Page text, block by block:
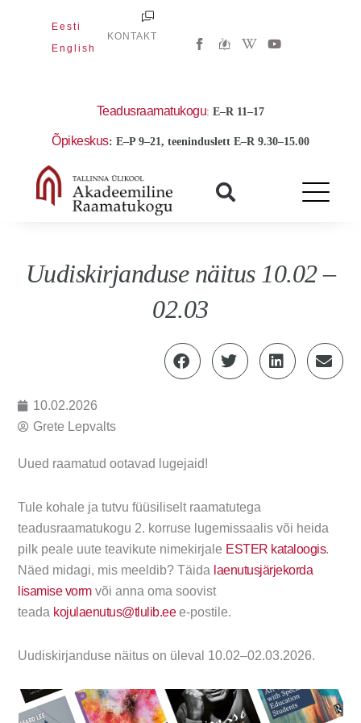
Eesti
English
KONTAKT
W
i
d
-
Y
o
Teadusraamatukogu:E–R 11–17
Õpikeskus: E–P 9–21, teeninduslett E–R 9.30–15.00
Uudiskirjanduse näitus 10.02 –
02.03
10.02.2026
Grete Lepvalts
Uued raamatud ootavad lugejaid!
Tule kohale ja tutvu füüsiliselt raamatutega
teadusraamatukogu 2. korruse lugemissaalis või heida
pilk peale uute teavikute nimekirjale ESTER kataloogis.
Näed midagi, mis meeldib? Täida laenutusjärjekorda
lisamise vormvõi anna oma soovist
teada kojulaenutus@tlulib.eee-postile.
Uudiskirjanduse näitus on üleval 10.02–02.03.2026.